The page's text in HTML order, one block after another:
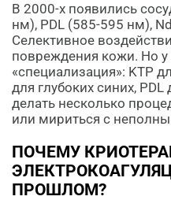
В 2000-х появились
нм), PDL (585-595 нм),
Селективное
повреждения кожи. Но у
«специализация»: KTP
для глубоких синих,
делать несколько
или мириться с
ПОЧЕМУ
ПРОШЛОМ?